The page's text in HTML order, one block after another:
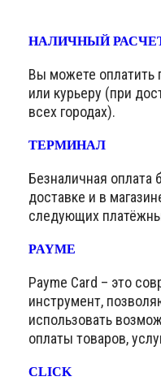
НАЛИЧНЫЙ
Вы можете оплатить
или курьеру (при
всех городах).
ТЕРМИНАЛ
Безналичная оплата
доставке и в
следующих
PAYME
Payme Card – это
инструмент,
использовать
оплаты товаров,
CLICK